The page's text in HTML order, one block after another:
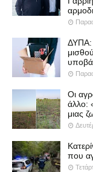
ΔΥΠΑ:
Οι
άλλο:
μιας
που